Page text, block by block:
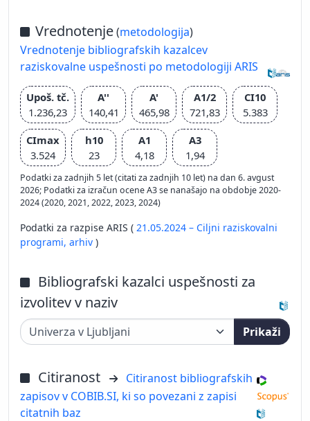
Vrednotenje(metodologija)
Vrednotenje bibliografskih kazalcev
raziskovalne uspešnosti po metodologiji ARIS
Upoš. tč.
1.236,23
A''
140,41
A'
465,98
A1/2
721,83
CI10
5.383
CImax
3.524
h10
23
A1
4,18
A3
1,94
Podatki za zadnjih 5 let (citati za zadnjih 10 let) na dan 6. avgust
2026; Podatki za izračun ocene A3 se nanašajo na obdobje 2020-
2024 (2020, 2021, 2022, 2023, 2024)
Podatki za razpise ARIS ( 21.05.2024 – Ciljni raziskovalni
programi, arhiv )
Bibliografski kazalci uspešnosti za
izvolitev v naziv
Prikaži
Citiranost
Citiranost bibliografskih
zapisov v COBIB.SI, ki so povezani z zapisi
citatnih baz